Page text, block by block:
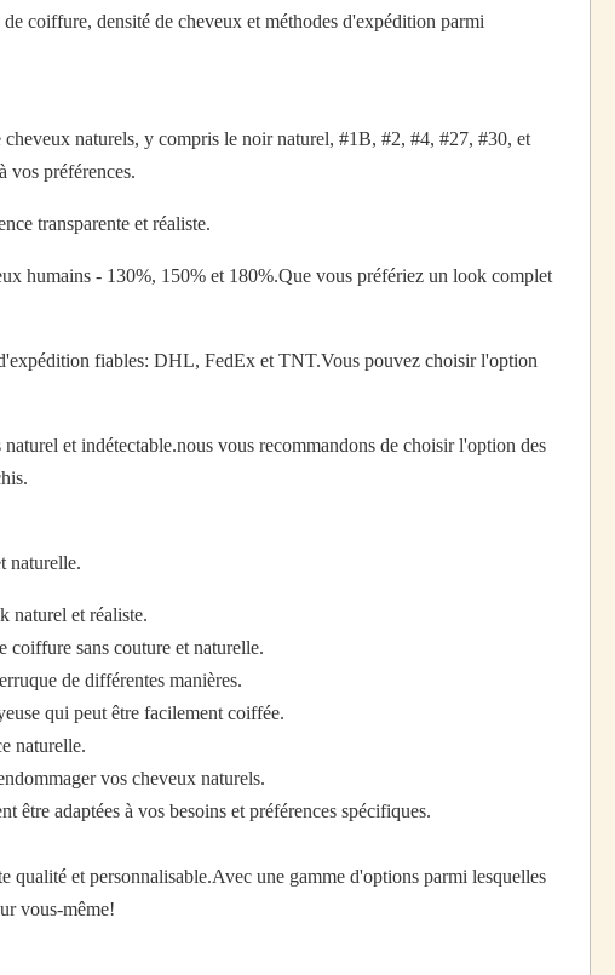
coiffure, densité de cheveux et méthodes d'expédition parmi
naturels, y compris le noir naturel, #1B, #2, #4, #27, #30, et
vos préférences.
transparente et réaliste.
humains - 130%, 150% et 180%.Que vous préfériez un look complet
fiables: DHL, FedEx et TNT.Vous pouvez choisir l'option
et indétectable.nous vous recommandons de choisir l'option des
naturelle.
naturel et réaliste.
coiffure sans couture et naturelle.
de différentes manières.
qui peut être facilement coiffée.
naturelle.
vos cheveux naturels.
être adaptées à vos besoins et préférences spécifiques.
et personnalisable.Avec une gamme d'options parmi lesquelles
vous-même!